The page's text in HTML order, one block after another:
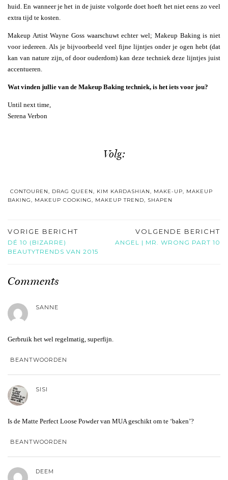
huid. En wanneer je het in de juiste volgorde doet hoeft het niet eens zo veel
extra tijd te kosten.
Makeup Artist Wayne Goss waarschuwt echter wel; Makeup Baking is niet
voor iedereen. Als je bijvoorbeeld veel fijne lijntjes onder je ogen hebt (dat
kan van nature zijn, of door ouderdom) kan deze techniek deze lijntjes juist
accentueren.
Wat vinden jullie van de Makeup Baking techniek, is het iets voor jou?
Until next time,
Serena Verbon
Volg:
CONTOUREN, DRAG QUEEN, KIM KARDASHIAN, MAKE-UP, MAKEUP
BAKING, MAKEUP COOKING, MAKEUP TREND, SHAPEN
VORIGE BERICHT
DÉ 10 (BIZARRE)
BEAUTYTRENDS VAN 2015
VOLGENDE BERICHT
ANGEL | MR. WRONG PART 10
Comments
SANNE
Gerbruik het wel regelmatig, superfijn.
BEANTWOORDEN
SISI
Is de Matte Perfect Loose Powder van MUA geschikt om te ‘baken’?
BEANTWOORDEN
DEEM